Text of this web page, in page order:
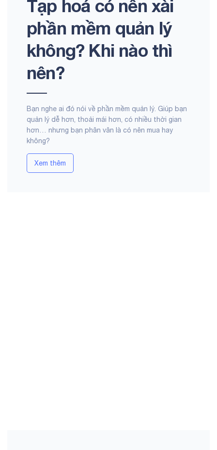
Tạp hoá có nên xài
phần mềm quản lý
không? Khi nào thì
nên?
Bạn nghe ai đó nói về phần mềm quản lý. Giúp bạn
quản lý dễ hơn, thoải mái hơn, có nhiều thời gian
hơn… nhưng bạn phân vân là có nên mua hay
không?
Xem thêm